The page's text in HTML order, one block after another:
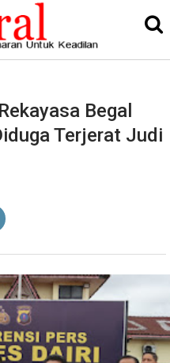
Begal
Terjerat Judi